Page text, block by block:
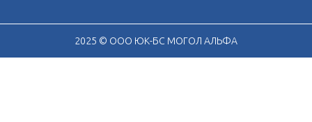
2025 © ООО ЮК-БС МОГОЛ АЛЬФА